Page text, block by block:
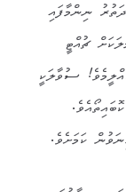
ނިންމާފައި
ޗުއްޓީ
ސުވާލަކީ
ކަމަށެވެ.